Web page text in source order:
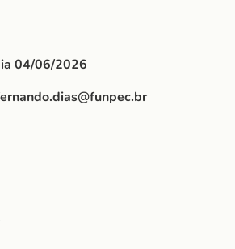
04/06/2026